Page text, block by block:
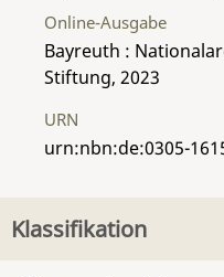
Online-Ausgabe
Bayreuth :
Stiftung, 2023
URN
urn:nbn:de:0305-
Klassifikation